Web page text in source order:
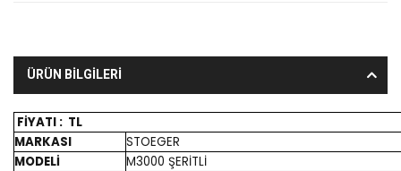
ÜRÜN BİLGİLERİ
FİYATI : TL
MARKASI
STOEGER
MODELİ
M3000 ŞERİTLİ